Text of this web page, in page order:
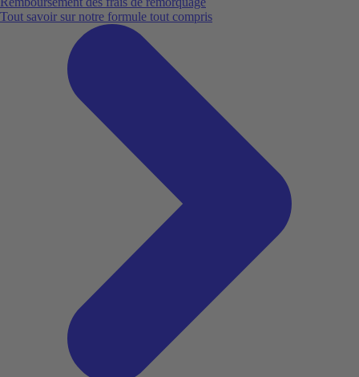
Tout savoir sur notre formule tout compris